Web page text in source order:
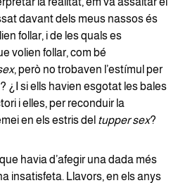
davant dels meus nassos és
follar, i de les quals es
volien follar, com bé
, però no trobaven l’estímul per
¿I si ells havien esgotat les bales
i elles, per reconduir la
en els estris del tupper sex?
havia d’afegir una dada més
insatisfeta. Llavors, en els anys